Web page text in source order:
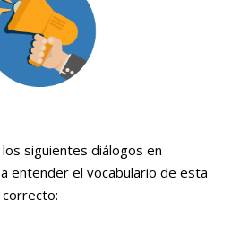
siguientes diálogos en
entender el vocabulario de esta